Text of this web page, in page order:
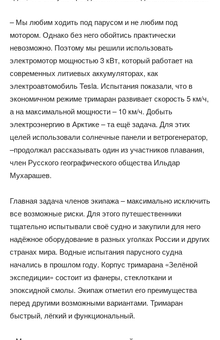
– Мы любим ходить под парусом и не любим под
мотором. Однако без него обойтись практически
невозможно. Поэтому мы решили использовать
электромотор мощностью 3 кВт, который работает на
современных литиевых аккумуляторах, как
электроавтомобиль Tesla. Испытания показали, что в
экономичном режиме тримаран развивает скорость 5 км/ч,
а на максимальной мощности – 10 км/ч. Добыть
электроэнергию в Арктике – та ещё задача. Для этих
целей использовали солнечные панели и ветрогенератор,
–продолжал рассказывать один из участников плавания,
член Русского географического общества Ильдар
Мухарашев.
Главная задача членов экипажа – максимально исключить
все возможные риски. Для этого путешественники
тщательно испытывали своё судно и закупили для него
надёжное оборудование в разных уголках России и других
странах мира. Водные испытания парусного судна
начались в прошлом году. Корпус тримарана «Зелёной
экспедиции» состоит из фанеры, стеклоткани и
эпоксидной смолы. Экипаж отметил его преимущества
перед другими возможными вариантами. Тримаран
быстрый, лёгкий и функциональный.